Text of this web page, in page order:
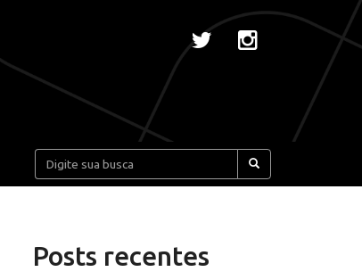
Pesquisar:
Posts recentes